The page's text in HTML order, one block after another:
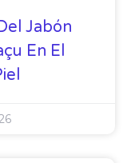
Jabón
En El